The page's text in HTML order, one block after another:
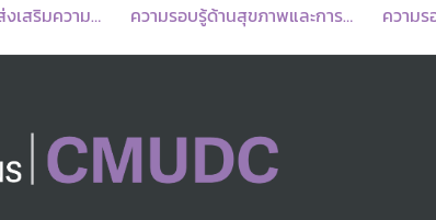
ผลของโปรแกรมส่งเสริมความรอบรู้ด้านสุขภาพต่อการจัดการตนเองในผู้สูงอายุโรคมะเร็งเต้านมที่ได้รับรังสีรักษา ความรอบรู้ด้านสุขภาพและการจัดการตนเองในผู้สูงอายุโรควัณโรค